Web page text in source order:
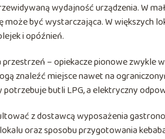
wydajność urządzenia. W
może być wystarczająca. W większych
i opóźnień.
– opiekacze pionowe zwykle
znaleźć miejsce nawet na
potrzebuje butli LPG, a elektryczny
z dostawcą wyposażenia
oraz sposobu przygotowania